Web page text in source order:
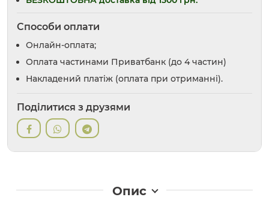
Способи оплати
Онлайн-оплата;
Оплата частинами Приватбанк (до 4 частин)
Накладений платіж (оплата при отриманні).
Поділитися з друзями
Опис